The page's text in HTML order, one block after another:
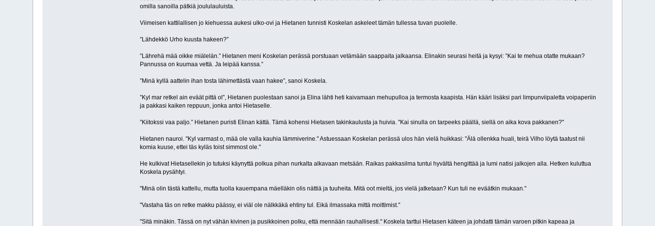
omilla sanoilla pätkiä joululauluista.
Viimeisen kattilallisen jo kiehuessa aukesi ulko-ovi ja Hietanen tunnisti Koskelan askeleet tämän tullessa tuvan puolelle.
”Lähdekkö Urho kuusta hakeen?”
”Lährehä mää oikke miälelän.” Hietanen meni Koskelan perässä porstuaan vetämään saappaita jalkaansa. Elinakin seurasi heitä ja kysyi: ”Kai te mehua otatte mukaan?
Pannussa on kuumaa vettä. Ja leipää kanssa.”
”Minä kyllä aattelin ihan tosta lähimettästä vaan hakee”, sanoi Koskela.
”Kyl mar retkel ain eväät pittä ol”, Hietanen puolestaan sanoi ja Elina lähti heti kaivamaan mehupulloa ja termosta kaapista. Hän kääri lisäksi pari limpunviipaletta voipaperiin
ja pakkasi kaiken reppuun, jonka antoi Hietaselle.
”Kiitokssi vaa paljo.” Hietanen puristi Elinan kättä. Tämä kohensi Hietasen takinkaulusta ja huivia. "Kai sinulla on tarpeeks päällä, siellä on aika kova pakkanen?"
Hietanen nauroi. "Kyl varmast o, mää ole valla kauhia lämmiverine." Astuessaan Koskelan perässä ulos hän vielä huikkasi: "Älä ollenkka huali, teirä Vilho löytä taatust nii
komia kuuse, ettei täs kyläs toist simmost ole."
He kulkivat Hietasellekin jo tutuksi käynyttä polkua pihan nurkalta alkavaan metsään. Raikas pakkasilma tuntui hyvältä hengittää ja lumi natisi jalkojen alla. Hetken kuluttua
Koskela pysähtyi.
"Minä olin tästä kattellu, mutta tuolla kauempana mäelläkin olis nättiä ja tuuheita. Mitä oot mieltä, jos vielä jatketaan? Kun tuli ne eväätkin mukaan."
"Vastaha täs on retke makku päässy, ei viäl ole nälkkäkä ehtiny tul. Eikä ilmassaka mittä moittimist."
"Sitä minäkin. Tässä on nyt vähän kivinen ja pusikkoinen polku, että mennään rauhallisesti." Koskela tarttui Hietasen käteen ja johdatti tämän varoen pitkin kapeaa ja